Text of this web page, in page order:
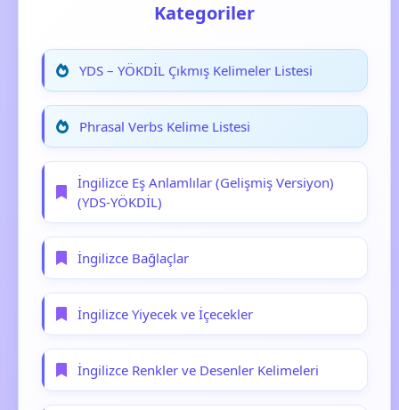
Kategoriler
YDS – YÖKDİL Çıkmış Kelimeler Listesi
Phrasal Verbs Kelime Listesi
İngilizce Eş Anlamlılar (Gelişmiş Versiyon)
(YDS-YÖKDİL)
İngilizce Bağlaçlar
İngilizce Yiyecek ve İçecekler
İngilizce Renkler ve Desenler Kelimeleri